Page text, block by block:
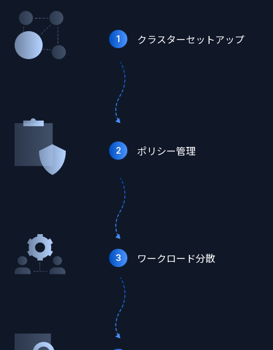
1 クラスターセットアップ
2 ポリシー管理
3 ワークロード分散